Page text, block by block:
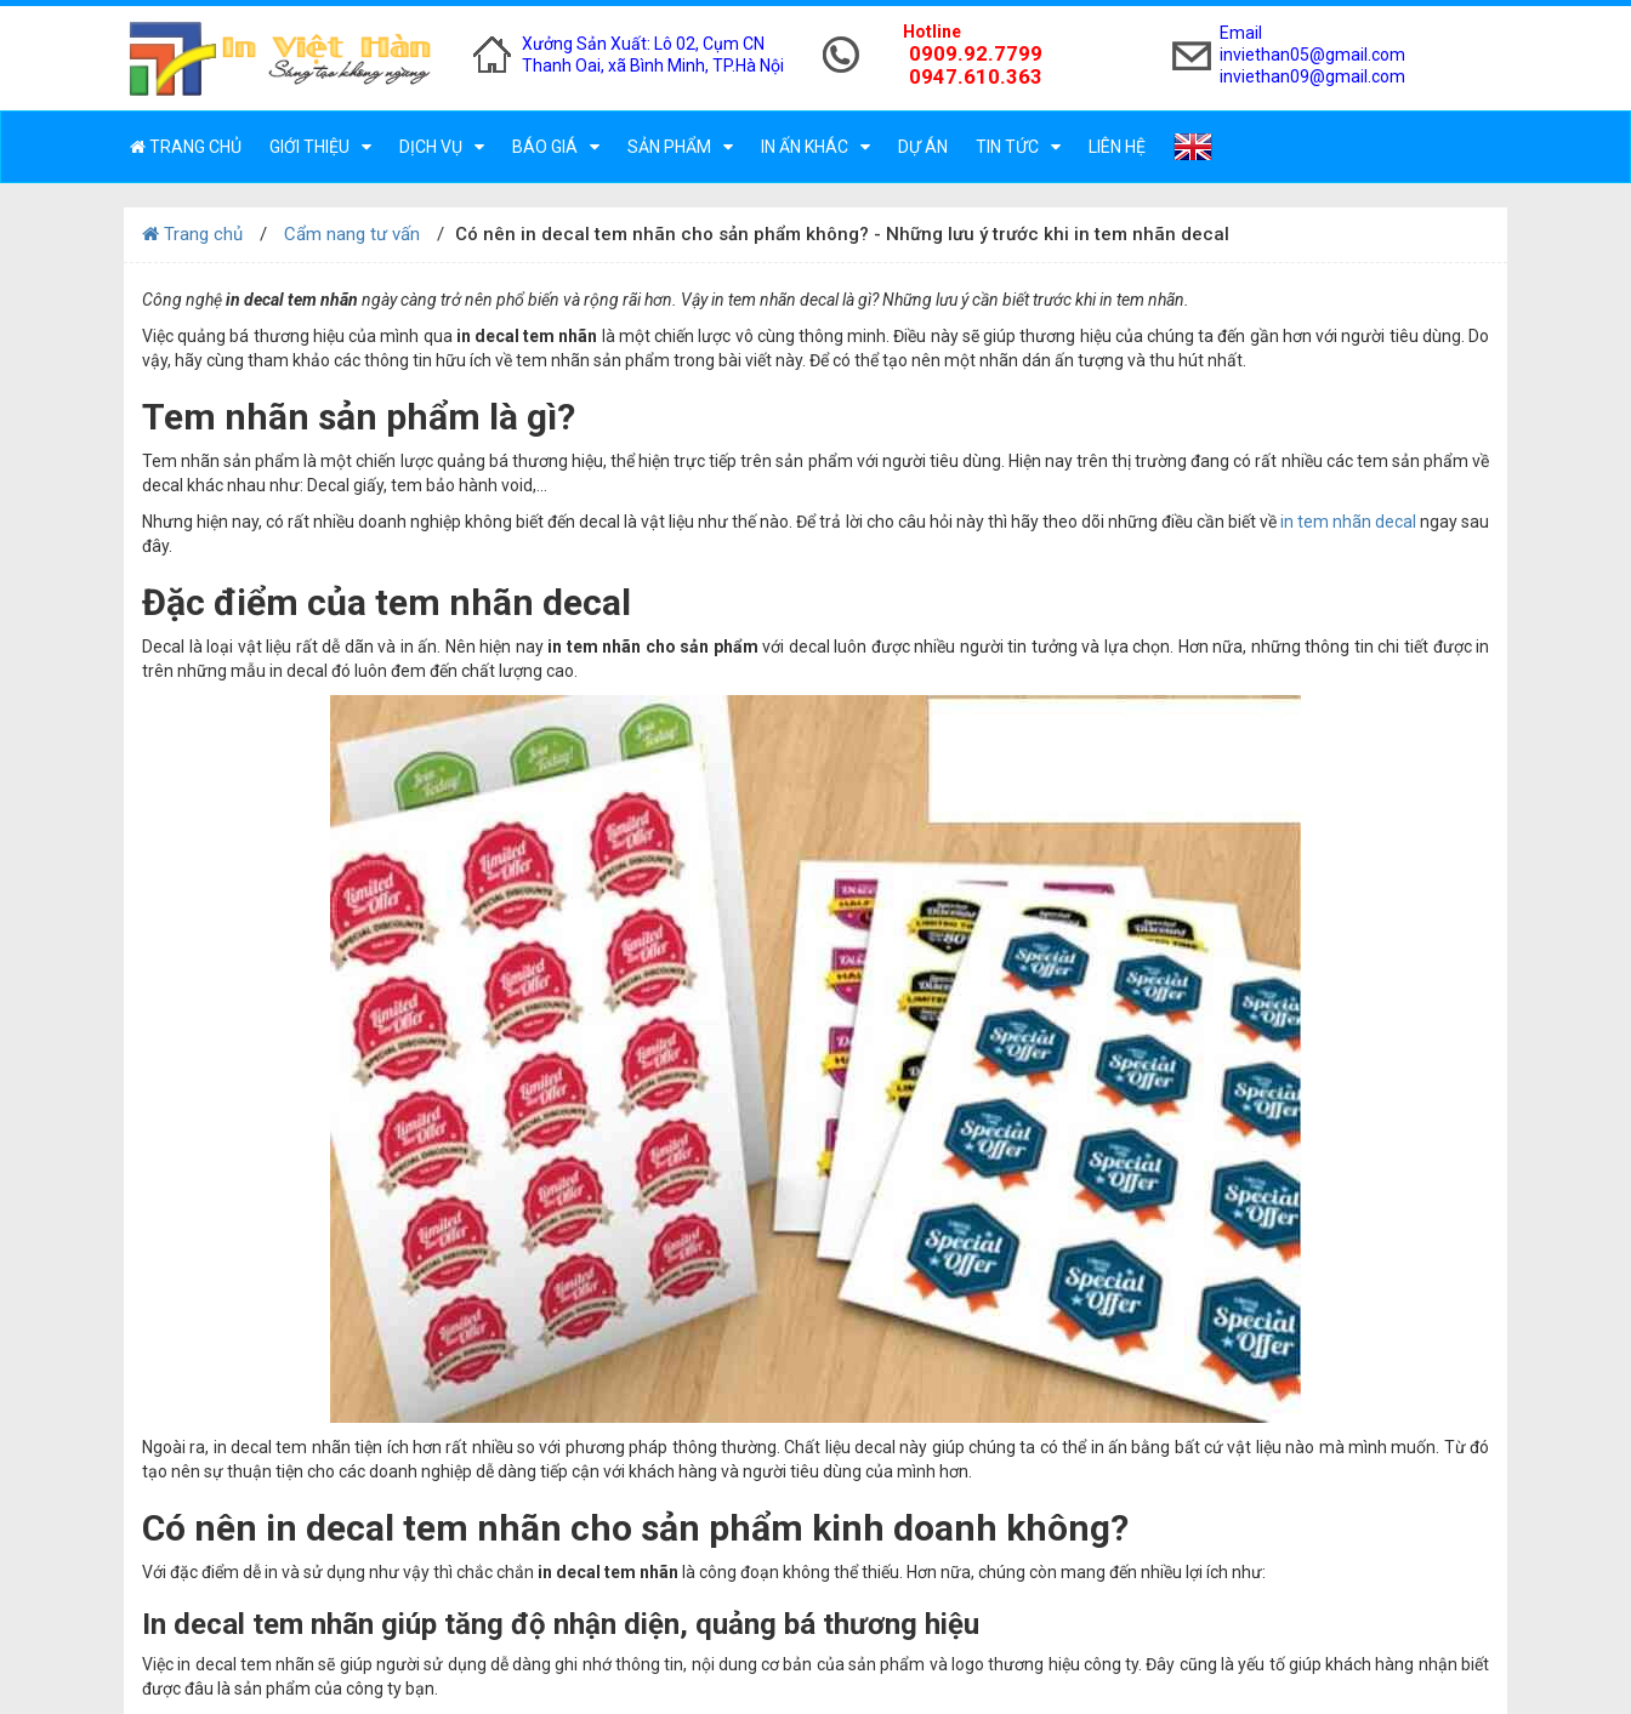
Xưởng Sản Xuất: Lô 02, Cụm CN
Thanh Oai, xã Bình Minh, TP.Hà Nội
Hotline
0909.92.7799
0947.610.363
Email
inviethan05@gmail.com
inviethan09@gmail.com
TRANG CHỦ GIỚI THIỆU DỊCH VỤ BÁO GIÁ SẢN PHẨM IN ẤN KHÁC DỰ ÁN TIN TỨC LIÊN HỆ
Trang chủ Cẩm nang tư vấn Có nên in decal tem nhãn cho sản phẩm không? - Những lưu ý trước khi in tem nhãn decal
Công nghệin decal tem nhãn ngày càng trở nên phổ biến và rộng rãi hơn. Vậy in tem nhãn decal là gì? Những lưu ý cần biết trước khi in tem nhãn.
Việc quảng bá thương hiệu của mình qua in decal tem nhãn là một chiến lược vô cùng thông minh. Điều này sẽ giúp thương hiệu của chúng ta đến gần hơn với người tiêu dùng. Do
vậy, hãy cùng tham khảo các thông tin hữu ích về tem nhãn sản phẩm trong bài viết này. Để có thể tạo nên một nhãn dán ấn tượng và thu hút nhất.
Tem nhãn sản phẩm là gì?
Tem nhãn sản phẩm là một chiến lược quảng bá thương hiệu, thể hiện trực tiếp trên sản phẩm với người tiêu dùng. Hiện nay trên thị trường đang có rất nhiều các tem sản phẩm về
decal khác nhau như: Decal giấy, tem bảo hành void,...
Nhưng hiện nay, có rất nhiều doanh nghiệp không biết đến decal là vật liệu như thế nào. Để trả lời cho câu hỏi này thì hãy theo dõi những điều cần biết vềin tem nhãn decal ngay sau
đây.
Đặc điểm của tem nhãn decal
Decal là loại vật liệu rất dễ dãn và in ấn. Nên hiện nay in tem nhãn cho sản phẩm với decal luôn được nhiều người tin tưởng và lựa chọn. Hơn nữa, những thông tin chi tiết được in
trên những mẫu in decal đó luôn đem đến chất lượng cao.
Ngoài ra, in decal tem nhãn tiện ích hơn rất nhiều so với phương pháp thông thường. Chất liệu decal này giúp chúng ta có thể in ấn bằng bất cứ vật liệu nào mà mình muốn. Từ đó
tạo nên sự thuận tiện cho các doanh nghiệp dễ dàng tiếp cận với khách hàng và người tiêu dùng của mình hơn.
Có nên in decal tem nhãn cho sản phẩm kinh doanh không?
Với đặc điểm dễ in và sử dụng như vậy thì chắc chắn in decal tem nhãn là công đoạn không thể thiếu. Hơn nữa, chúng còn mang đến nhiều lợi ích như:
In decal tem nhãn giúp tăng độ nhận diện, quảng bá thương hiệu
Việc in decal tem nhãn sẽ giúp người sử dụng dễ dàng ghi nhớ thông tin, nội dung cơ bản của sản phẩm và logo thương hiệu công ty. Đây cũng là yếu tố giúp khách hàng nhận biết
được đâu là sản phẩm của công ty bạn.